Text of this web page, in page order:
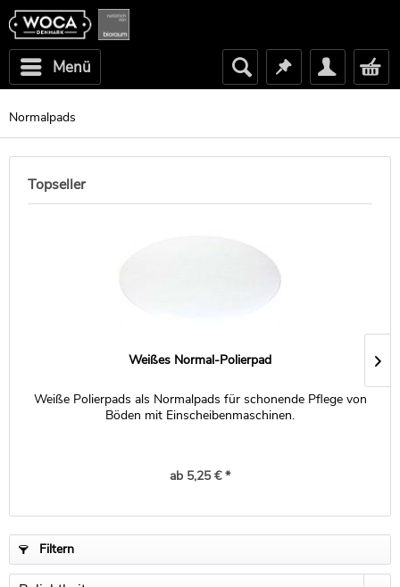
Menü
Normalpads
Topseller
Weißes Normal-Polierpad
Weiße Polierpads als Normalpads für schonende Pflege von
Böden mit Einscheibenmaschinen.
ab 5,25 € *
Filtern